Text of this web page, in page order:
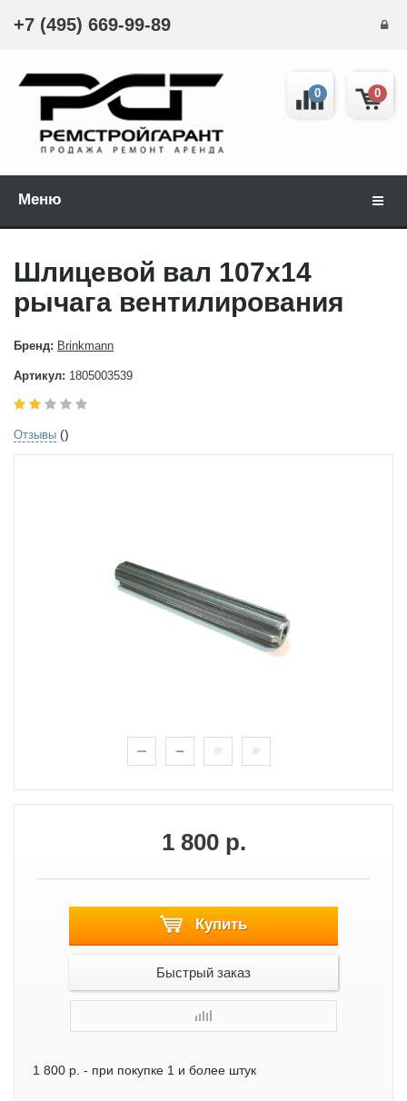
+7 (495) 669-99-89
0
0
Меню
Шлицевой вал 107х14
рычага вентилирования
Бренд: Brinkmann
Артикул: 1805003539
Отзывы ()
1 800 р.
Купить
Быстрый заказ
1 800 р. - при покупке 1 и более штук